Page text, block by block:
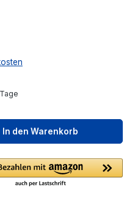
den
In den Warenkorb